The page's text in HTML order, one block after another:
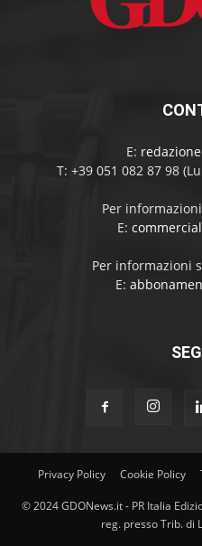
E:
T: +39 051 082 87 98
Per
E:
Per informazioni
E:
Privacy Policy Cookie Policy
© 2024 GDONews.it - PR Italia
reg. presso Trib. di